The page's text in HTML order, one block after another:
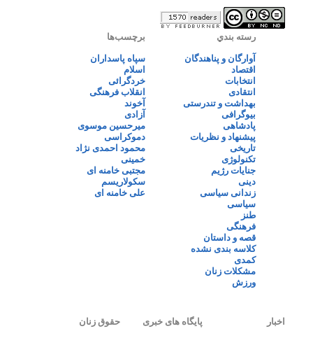
رسته بندي
آوارگان و پناهندگان
اقتصاد
انتخابات
انتقادی
بهداشت و تندرستی
بیوگرافی
پادشاهی
پیشنهاد و نظریات
تاریخی
تکنولوژی
جنایات رژیم
دینی
زندانی سیاسی
سیاسی
طنز
فرهنگی
قصه و داستان
کلاسه بندی نشده
کمدی
مشکلات زنان
ورزش
برچسب‌ها
سپاه پاسداران
اسلام
خردگرائی
انقلاب فرهنگی
آخوند
آزادی
میرحسین موسوی
دموکراسی
محمود احمدی نژاد
خمینی
مجتبی خامنه ای
سکولاریسم
علی خامنه ای
اخبار پایگاه های خبری حقوق زنان